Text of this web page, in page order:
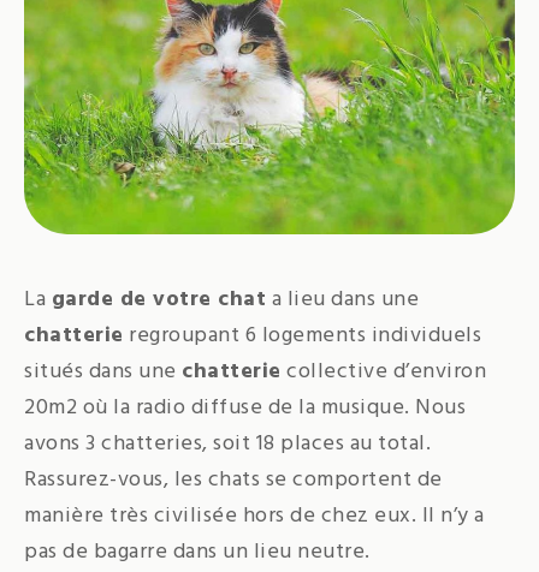
La garde de votre chat a lieu dans une
chatterie regroupant 6 logements individuels
situés dans une chatterie collective d’environ
20m2 où la radio diffuse de la musique. Nous
avons 3 chatteries, soit 18 places au total.
Rassurez-vous, les chats se comportent de
manière très civilisée hors de chez eux. Il n’y a
pas de bagarre dans un lieu neutre.